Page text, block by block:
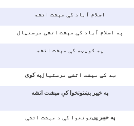
اسلام آباد کې مېشت اتشه
په اسلام آباد کې مېشت اتشې مرستیال
په کویټه کې مېشت اتشه
په کویټه کې مېشت اتشې مرستیال
په خیبر پښتونخوا کې مېشت اتشه
په خیبر پښتونخوا کې د مېشت اتشې